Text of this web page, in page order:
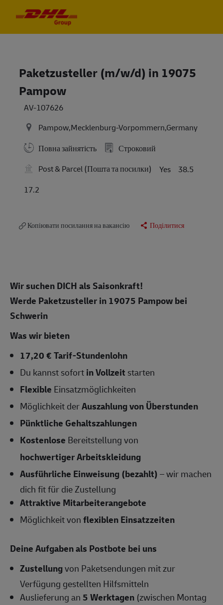
Paketzusteller (m/w/d) in 19075
Pampow
AV-107626
Pampow,Mecklenburg-Vorpommern,Germany
Повна зайнятість
Строковий
Post & Parcel (Пошта та посилки)
Yes
38.5
17.2
Копіювати посилання на вакансію Поділитися
Wir suchen DICH als Saisonkraft!
Werde Paketzusteller in 19075 Pampow bei
Schwerin
Was wir bieten
17,20 € Tarif-Stundenlohn
Du kannst sofortin Vollzeit starten
Flexible Einsatzmöglichkeiten
Möglichkeit derAuszahlung von Überstunden
Pünktliche Gehaltszahlungen
Kostenlose Bereitstellung von
hochwertiger Arbeitskleidung
Ausführliche Einweisung (bezahlt)– wir machen
dich fit für die Zustellung
Attraktive Mitarbeiterangebote
Möglichkeit vonflexiblen Einsatzzeiten
Deine Aufgaben als Postbote bei uns
Zustellungvon Paketsendungen mit zur
Verfügung gestellten Hilfsmitteln
Auslieferung an5 Werktagen (zwischen Montag